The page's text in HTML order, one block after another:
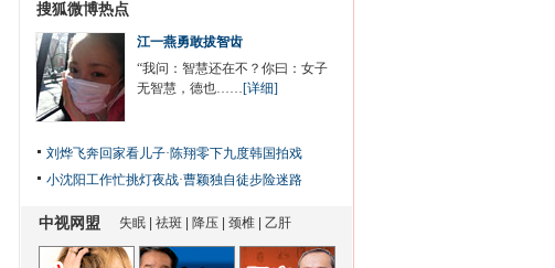
搜狐微博热点
江一燕勇敢拔智齿
“我问：智慧还在不？你曰：女子
无智慧，德也……[详细]
刘烨飞奔回家看儿子·陈翔零下九度韩国拍戏
小沈阳工作忙挑灯夜战·曹颖独自徒步险迷路